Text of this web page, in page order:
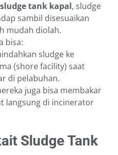
sludge tank kapal, sludge
sambil disesuaikan
mudah diolah.
bisa:
sludge ke
(shore facility) saat
di pelabuhan.
juga bisa membakar
langsung di incinerator
Sludge Tank